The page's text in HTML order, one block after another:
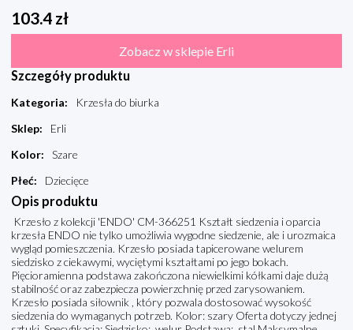
103.4 zł
Zobacz w sklepie Erli
Szczegóły produktu
Kategoria:
Krzesła do biurka
Sklep:
Erli
Kolor:
Szare
Płeć: Dziecięce
Opis produktu
Krzesło z kolekcji 'ENDO' CM-366251 Kształt siedzenia i oparcia
krzesła ENDO nie tylko umożliwia wygodne siedzenie, ale i urozmaica
wygląd pomieszczenia. Krzesło posiada tapicerowane welurem
siedzisko z ciekawymi, wyciętymi kształtami po jego bokach.
Pięcioramienna podstawa zakończona niewielkimi kółkami daje dużą
stabilność oraz zabezpiecza powierzchnię przed zarysowaniem.
Krzesło posiada siłownik , który pozwala dostosować wysokość
siedzenia do wymaganych potrzeb. Kolor: szary Oferta dotyczy jednej